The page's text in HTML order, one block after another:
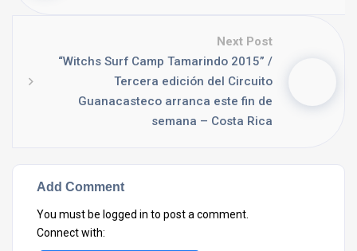
Next Post
“Witchs Surf Camp Tamarindo 2015” /
Tercera edición del Circuito
Guanacasteco arranca este fin de
semana – Costa Rica
Add Comment
You must be logged in to post a comment.
Connect with: